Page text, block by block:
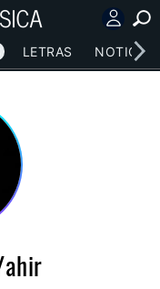
LETRAS NOTICIAS